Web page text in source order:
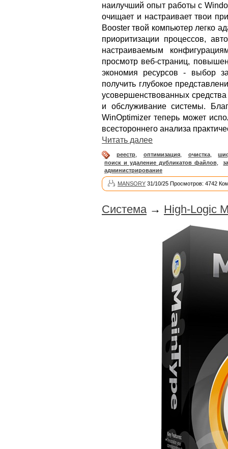
наилучший опыт работы с
очищает и настраивает твои
Booster твой компьютер легко
приоритизации процессов,
настраиваемым
просмотр веб-страниц,
экономия ресурсов - выбор
получить глубокое
усовершенствованных
и обслуживание системы.
WinOptimizer теперь может
всестороннего анализа
Читать далее
реестр, оптимизация, очистка,
поиск и удаление дубликатов файлов,
администрирование
MANSORY 31/10/25 Просмотров: 4742
Система → High-Logic